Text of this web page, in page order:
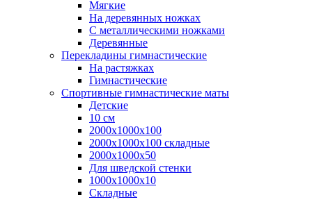
Мягкие
На деревянных ножках
С металлическими ножками
Деревянные
Перекладины гимнастические
На растяжках
Гимнастические
Спортивные гимнастические маты
Детские
10 см
2000х1000х100
2000х1000х100 складные
2000х1000х50
Для шведской стенки
1000х1000х10
Складные